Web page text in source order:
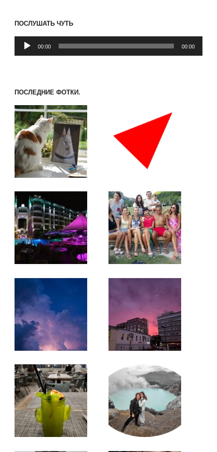
ПОСЛУШАТЬ ЧУТЬ
Аудиоплеер
00:00 00:00
ПОСЛЕДНИЕ ФОТКИ.